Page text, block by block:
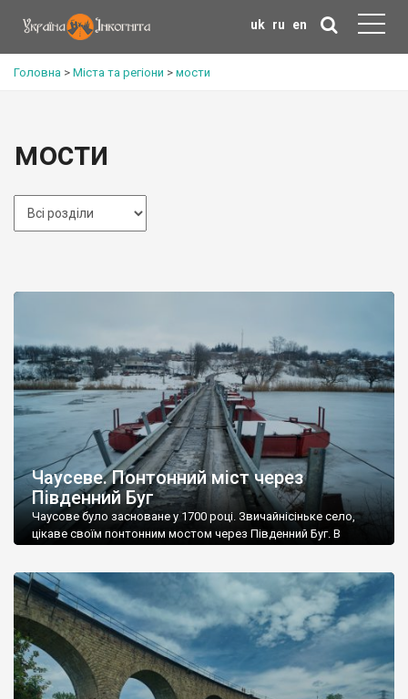
uk ru en
Головна > Міста та регіони > мости
мости
Чаусеве. Понтонний міст через
Південний Буг
Чаусове було засноване у 1700 році. Звичайнісіньке село,
цікаве своїм понтонним мостом через Південний Буг. В
виявився для нашого джипу завузьким – переїхати по ньому
у Чаусове Друге, до церкви 1860 року побудови, ми не змогли,
а йти пішки не […]